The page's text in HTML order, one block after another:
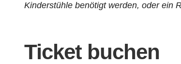
Kinderstühle benötigt werden, oder ein
Ticket buchen